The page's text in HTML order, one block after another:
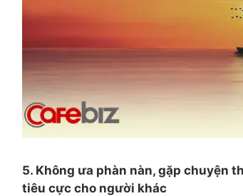
5. Không ưa phàn nàn, gặp chuyện
tiêu cực cho người khác